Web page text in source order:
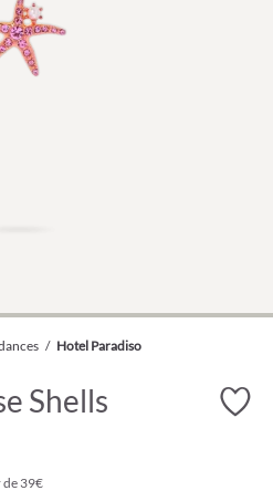
/ Hotel Paradiso
Shells
de 39€